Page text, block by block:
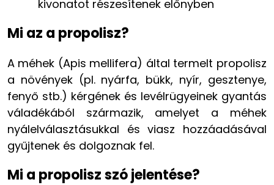
kivonatot részesítenek előnyben
Mi az a propolisz?
A méhek (Apis mellifera) által termelt propolisz
a növények (pl. nyárfa, bükk, nyír, gesztenye,
fenyő stb.) kérgének és levélrügyeinek gyantás
váladékából származik, amelyet a méhek
nyálelválasztásukkal és viasz hozzáadásával
gyűjtenek és dolgoznak fel.
Mi a propolisz szó jelentése?